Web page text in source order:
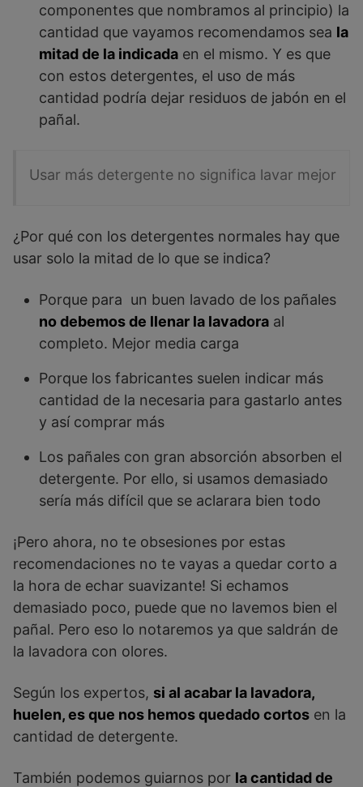
componentes que nombramos al principio) la
cantidad que vayamos recomendamos sea la
mitad de la indicada en el mismo. Y es que
con estos detergentes, el uso de más
cantidad podría dejar residuos de jabón en el
pañal.
Usar más detergente no significa lavar mejor
¿Por qué con los detergentes normales hay que
usar solo la mitad de lo que se indica?
Porque para un buen lavado de los pañales
no debemos de llenar la lavadora al
completo. Mejor media carga
Porque los fabricantes suelen indicar más
cantidad de la necesaria para gastarlo antes
y así comprar más
Los pañales con gran absorción absorben el
detergente. Por ello, si usamos demasiado
sería más difícil que se aclarara bien todo
¡Pero ahora, no te obsesiones por estas
recomendaciones no te vayas a quedar corto a
la hora de echar suavizante! Si echamos
demasiado poco, puede que no lavemos bien el
pañal. Pero eso lo notaremos ya que saldrán de
la lavadora con olores.
Según los expertos, si al acabar la lavadora,
huelen, es que nos hemos quedado cortos en la
cantidad de detergente.
También podemos guiarnos por la cantidad de